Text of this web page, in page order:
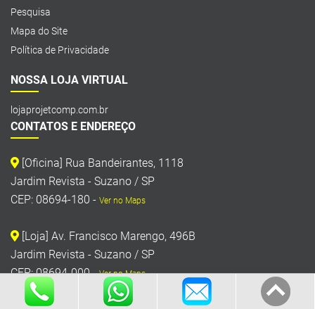
Pesquisa
Mapa do Site
Política de Privacidade
NOSSA LOJA VIRTUAL
lojaprojetcomp.com.br
CONTATOS E ENDEREÇO
[Oficina] Rua Bandeirantes, 1118
Jardim Revista - Suzano / SP
CEP: 08694-180 - Ver no Maps
[Loja] Av. Francisco Marengo, 496B
Jardim Revista - Suzano / SP
CEP: 08694-000 -Ver no Maps